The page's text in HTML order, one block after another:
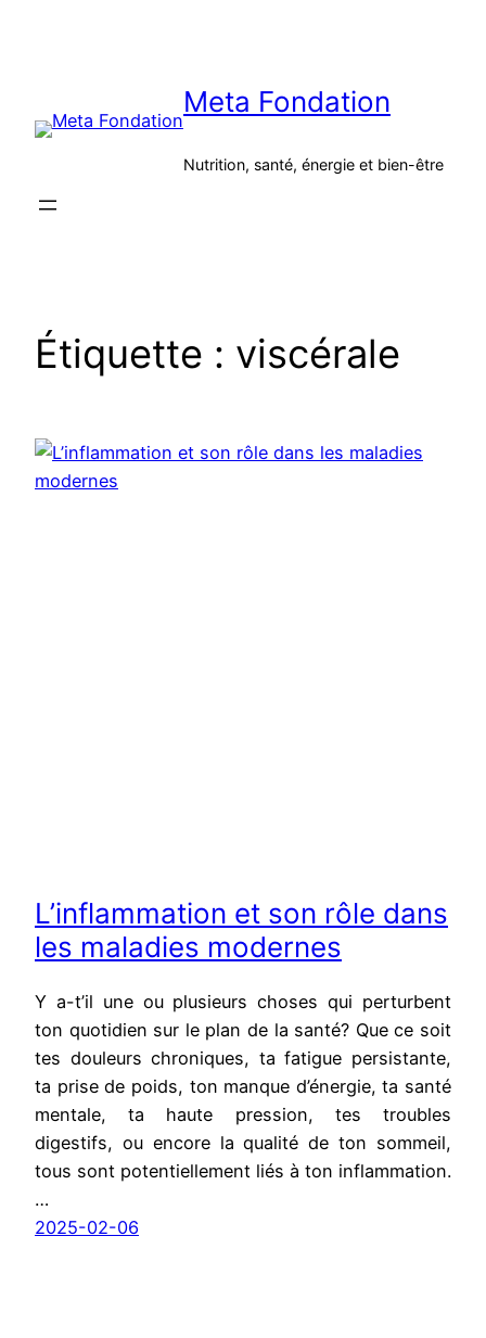
Meta Fondation
Nutrition, santé, énergie et bien-être
Étiquette : viscérale
L’inflammation et son rôle dans
les maladies modernes
Y a-t’il une ou plusieurs choses qui perturbent
ton quotidien sur le plan de la santé? Que ce soit
tes douleurs chroniques, ta fatigue persistante,
ta prise de poids, ton manque d’énergie, ta santé
mentale, ta haute pression, tes troubles
digestifs, ou encore la qualité de ton sommeil,
tous sont potentiellement liés à ton inflammation.
…
2025-02-06